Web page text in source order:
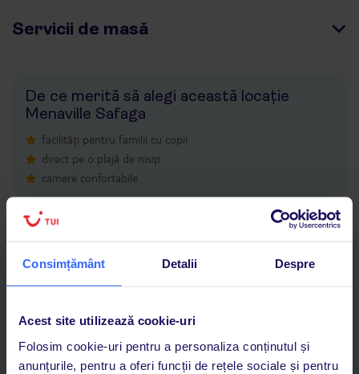
Consimțământ Detalii Despre
Acest site utilizează cookie-uri
Folosim cookie-uri pentru a personaliza conținutul și
anunțurile, pentru a oferi funcții de rețele sociale și pentru
Servicii de masă
De ce merită să alegi această locație
Menaville Safaga
facilități pentru familii cu copii
direct pe o plajă de nisip
camere confortabile
Descarcă acum aplicația TUI
Cauți rapid vacanțe și hoteluri din toată lumea
Acces la rezervările curente pentru vacanțe și hoteluri, într-o
singură aplicație
Asistență 24/7 prin chat, pe toată durata vacanței